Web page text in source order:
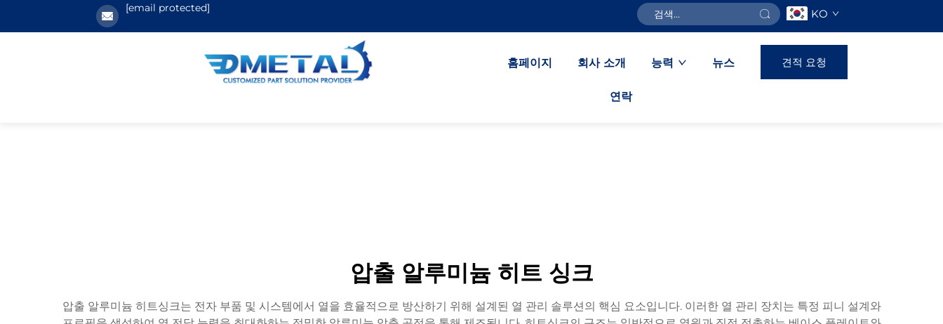
[email protected] KO
홈페이지 회사 소개 능력 뉴스
연락
견적 요청
압출 알루미늄 히트 싱크
압출 알루미늄 히트싱크는 전자 부품 및 시스템에서 열을 효율적으로 방산하기 위해 설계된 열 관리 솔루션의 핵심 요소입니다. 이러한 열 관리 장치는 특정 피니 설계와